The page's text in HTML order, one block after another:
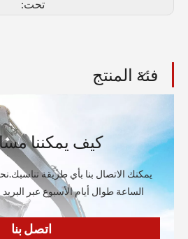
تحت:
فئة المنتج
كيف يمكننا
يمكنك الاتصال بنا بأي طريقة
الساعة طوال أيام الأسبوع عبر البريد
اتصل بنا